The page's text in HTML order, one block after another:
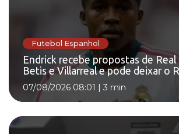
Futebol Espanhol
Endrick recebe propostas de Real
Betis e Villarreal e pode deixar o
07/08/2026 08:01 | 3 min